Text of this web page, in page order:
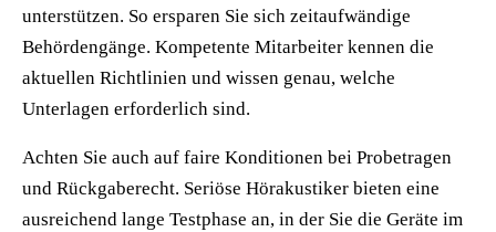
unterstützen. So ersparen Sie sich zeitaufwändige
Behördengänge. Kompetente Mitarbeiter kennen die
aktuellen Richtlinien und wissen genau, welche
Unterlagen erforderlich sind.
Achten Sie auch auf faire Konditionen bei Probetragen
und Rückgaberecht. Seriöse Hörakustiker bieten eine
ausreichend lange Testphase an, in der Sie die Geräte im